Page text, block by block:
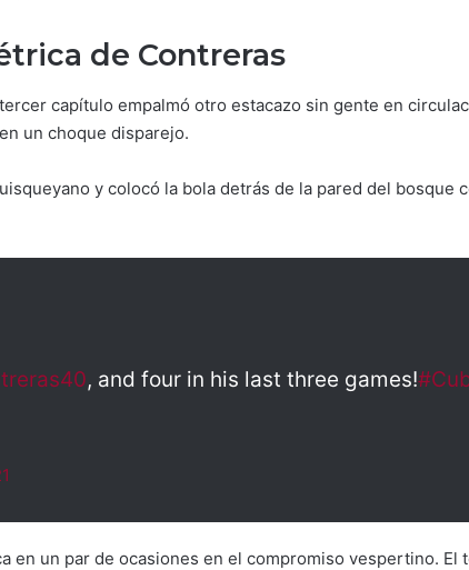
de Contreras
capítulo empalmó otro estacazo sin gente en
un choque disparejo.
y colocó la bola detrás de la pared del bosque
, and four in his last three games!
en un par de ocasiones en el compromiso vespertino. El